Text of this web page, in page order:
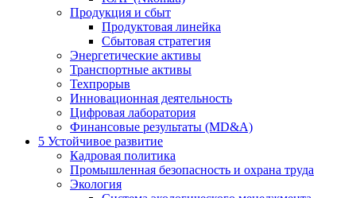
Продукция и сбыт
Продуктовая линейка
Сбытовая стратегия
Энергетические активы
Транспортные активы
Техпрорыв
Инновационная деятельность
Цифровая лаборатория
Финансовые результаты (MD&A)
5 Устойчивое развитие
Кадровая политика
Промышленная безопасность и охрана труда
Экология